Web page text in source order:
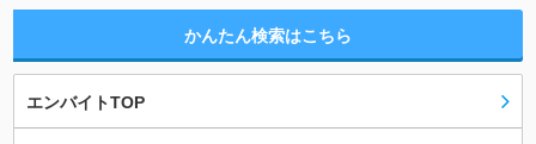
かんたん検索はこちら
エンバイトTOP